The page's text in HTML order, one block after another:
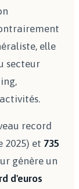
elle
secteur
record
2025) et 735
génère un
d'euros